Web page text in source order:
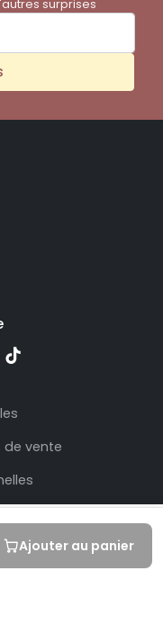
Ajouter au panier
surprises
de vente